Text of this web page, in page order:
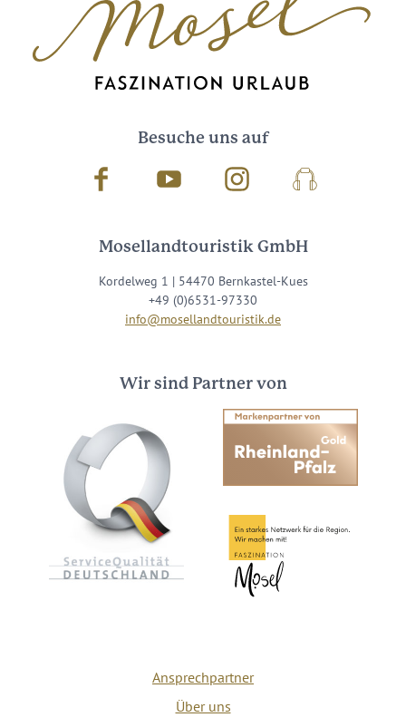
Besuche uns auf
Facebook Youtube InstagramPodcast
Mosellandtouristik GmbH
Kordelweg 1 | 54470 Bernkastel-Kues
+49 (0)6531-97330
info@mosellandtouristik.de
Wir sind Partner von
Ansprechpartner
Über uns